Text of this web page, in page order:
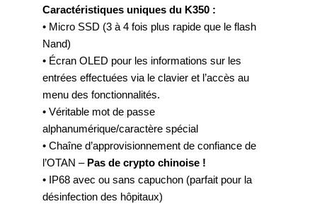
Caractéristiques uniques du K350 :
• Micro SSD (3 à 4 fois plus rapide que le flash
Nand)
• Écran OLED pour les informations sur les
entrées effectuées via le clavier et l’accès au
menu des fonctionnalités.
• Véritable mot de passe
alphanumérique/caractère spécial
• Chaîne d’approvisionnement de confiance de
l’OTAN – Pas de crypto chinoise !
• IP68 avec ou sans capuchon (parfait pour la
désinfection des hôpitaux)